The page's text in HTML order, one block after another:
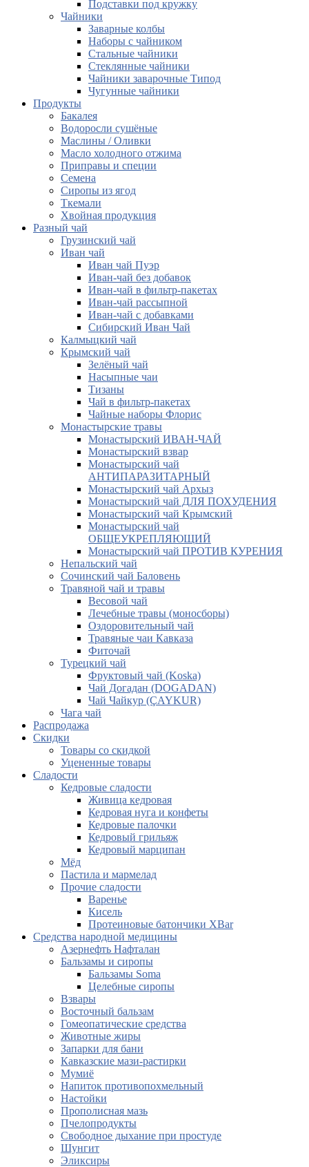
Подставки под кружку
Чайники
Заварные колбы
Наборы с чайником
Стальные чайники
Стеклянные чайники
Чайники заварочные Типод
Чугунные чайники
Продукты
Бакалея
Водоросли сушёные
Маслины / Оливки
Масло холодного отжима
Приправы и специи
Семена
Сиропы из ягод
Ткемали
Хвойная продукция
Разный чай
Грузинский чай
Иван чай
Иван чай Пуэр
Иван-чай без добавок
Иван-чай в фильтр-пакетах
Иван-чай рассыпной
Иван-чай с добавками
Сибирский Иван Чай
Калмыцкий чай
Крымский чай
Зелёный чай
Насыпные чаи
Тизаны
Чай в фильтр-пакетах
Чайные наборы Флорис
Монастырские травы
Монастырский ИВАН-ЧАЙ
Монастырский взвар
Монастырский чай
АНТИПАРАЗИТАРНЫЙ
Монастырский чай Архыз
Монастырский чай ДЛЯ ПОХУДЕНИЯ
Монастырский чай Крымский
Монастырский чай
ОБЩЕУКРЕПЛЯЮЩИЙ
Монастырский чай ПРОТИВ КУРЕНИЯ
Непальский чай
Сочинский чай Баловень
Травяной чай и травы
Весовой чай
Лечебные травы (моносборы)
Оздоровительный чай
Травяные чаи Кавказа
Фиточай
Турецкий чай
Фруктовый чай (Koska)
Чай Догадан (DOGADAN)
Чай Чайкур (ÇAYKUR)
Чага чай
Распродажа
Скидки
Товары со скидкой
Уцененные товары
Сладости
Кедровые сладости
Живица кедровая
Кедровая нуга и конфеты
Кедровые палочки
Кедровый грильяж
Кедровый марципан
Мёд
Пастила и мармелад
Прочие сладости
Варенье
Кисель
Протеиновые батончики XBar
Средства народной медицины
Азернефть Нафталан
Бальзамы и сиропы
Бальзамы Soma
Целебные сиропы
Взвары
Восточный бальзам
Гомеопатические средства
Животные жиры
Запарки для бани
Кавказские мази-растирки
Мумиё
Напиток противопохмельный
Настойки
Прополисная мазь
Пчелопродукты
Свободное дыхание при простуде
Шунгит
Эликсиры